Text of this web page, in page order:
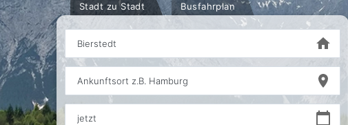
Stadt zu Stadt Busfahrplan
Bierstedt
Ankunftsort z.B. Hamburg